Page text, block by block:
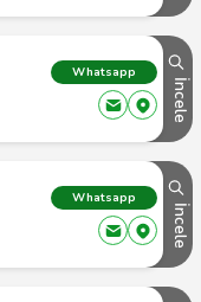
Whatsapp
İncele
Whatsapp
İncele